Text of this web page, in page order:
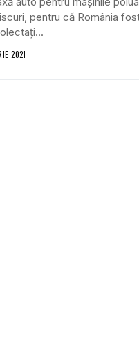
pentru că România
2021